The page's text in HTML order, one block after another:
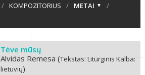
/ KOMPOZITORIUS / METAI
/
Tėve mūsų
Alvidas Remesa (Tekstas: LiturginisKalba:
lietuvių)